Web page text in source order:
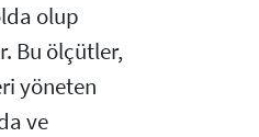
olup
Bu ölçütler,
yöneten
ve